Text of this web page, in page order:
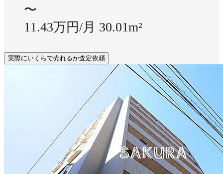
〜
11.43万円/月 30.01m²
実際にいくらで売れるか査定依頼